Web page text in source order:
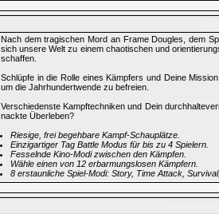
Nach dem tragischen Mord an Frame Dougles, dem
sich unsere Welt zu einem chaotischen und
schaffen.
Schlüpfe in die Rolle eines Kämpfers und Deine
um die Jahrhundertwende zu befreien.
Verschiedenste Kampftechniken und Dein
nackte Überleben?
Riesige, frei begehbare Kampf-Schauplätze.
Einzigartiger Tag Battle Modus für bis zu 4 Spielern.
Fesselnde Kino-Modi zwischen den Kämpfen.
Wähle einen von 12 erbarmungslosen Kämpfern.
8 erstaunliche Spiel-Modi: Story, Time Attack,